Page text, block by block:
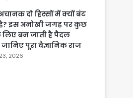
दो हिस्सों में क्यों बंट
इस अनोखी जगह पर कुछ
लिए बन जाती है पैदल
पूरा वैज्ञानिक राज
2026